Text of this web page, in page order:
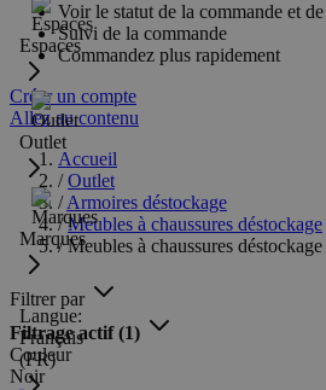
Espaces
Outlet
Marques
Langue:
Français
(FR)
Voir le statut de la commande et
Suivi de la commande
Commandez plus rapidement
Créer un compte
Allez au contenu
Accueil
/ Outlet
/ Armoires déstockage
/ Meubles à chaussures déstockage
/ Meubles à chaussures
Filtrer par
Filtrage actif(1)
Couleur
Noir